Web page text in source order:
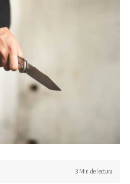
3 Min de lectura